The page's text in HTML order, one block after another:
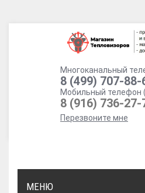
Многоканальный
8 (499) 707-88-
Мобильный телефон
8 (916) 736-27-
Перезвоните мне
МЕНЮ